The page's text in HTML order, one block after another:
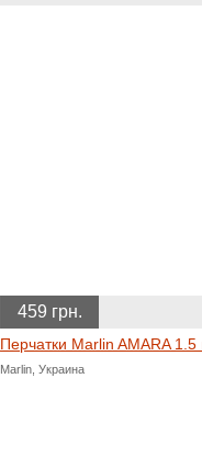
459 грн.
Перчатки Marlin AMARA
Marlin, Украина